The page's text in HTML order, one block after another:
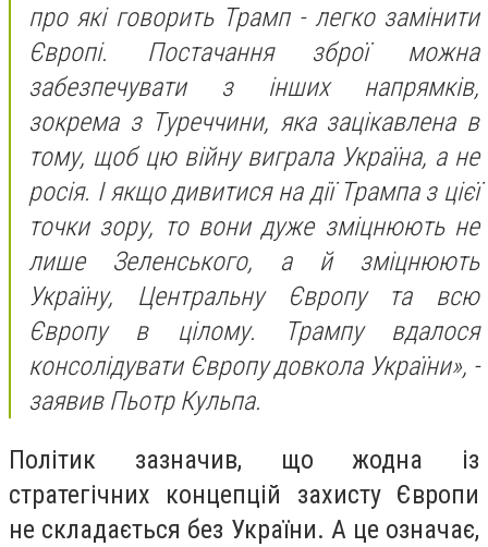
про які говорить Трамп - легко замінити
Європі. Постачання зброї можна
забезпечувати з інших напрямків,
зокрема з Туреччини, яка зацікавлена в
тому, щоб цю війну виграла Україна, а не
росія. І якщо дивитися на дії Трампа з цієї
точки зору, то вони дуже зміцнюють не
лише Зеленського, а й зміцнюють
Україну, Центральну Європу та всю
Європу в цілому. Трампу вдалося
консолідувати Європу довкола України», -
заявив Пьотр Кульпа.
Політик зазначив, що жодна із
стратегічних концепцій захисту Європи
не складається без України. А це означає,